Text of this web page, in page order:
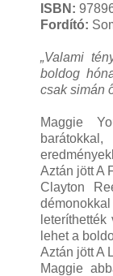
ISBN:
Fordító:
„Valami
boldog
csak simán
Maggie
Aztán jött A
Clayton
lehet a
Aztán jött A
Maggie